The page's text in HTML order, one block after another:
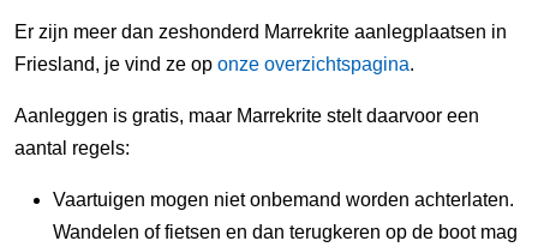
Er zijn meer dan zeshonderd Marrekrite aanlegplaatsen in
Friesland, je vind ze op onze overzichtspagina.
Aanleggen is gratis, maar Marrekrite stelt daarvoor een
aantal regels:
Vaartuigen mogen niet onbemand worden achterlaten.
Wandelen of fietsen en dan terugkeren op de boot mag